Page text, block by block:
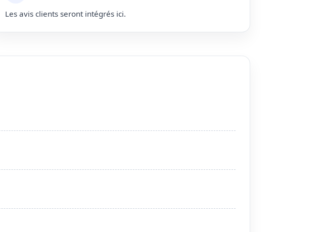
Les avis clients seront intégrés ici.